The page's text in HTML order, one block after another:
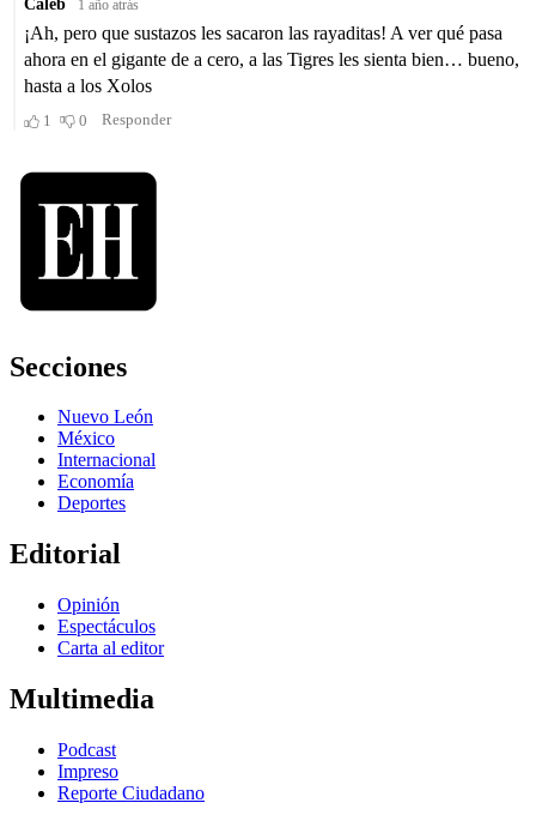
Secciones
Nuevo León
México
Internacional
Economía
Deportes
Editorial
Opinión
Espectáculos
Carta al editor
Multimedia
Podcast
Impreso
Reporte Ciudadano